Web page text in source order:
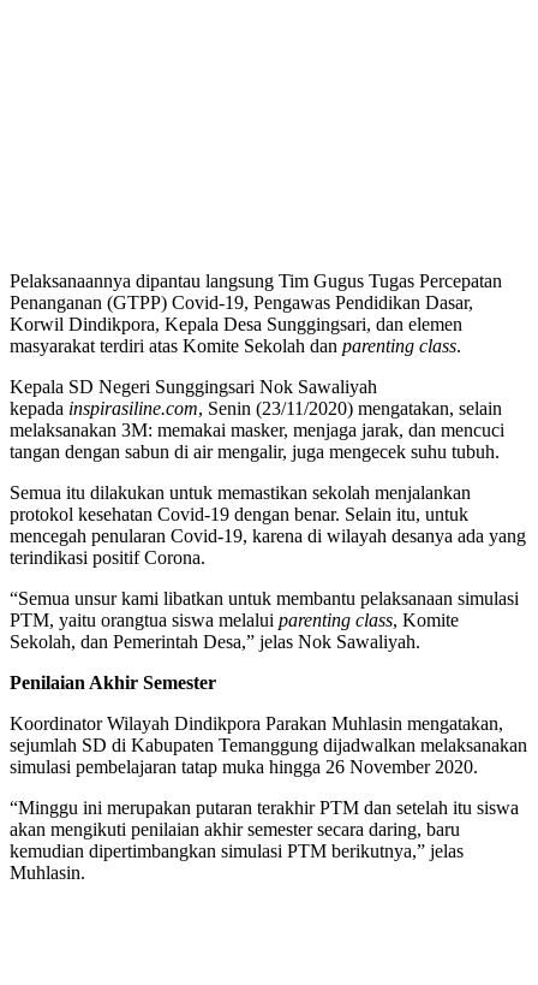
Pelaksanaannya dipantau langsung Tim Gugus Tugas Percepatan
Penanganan (GTPP) Covid-19, Pengawas Pendidikan Dasar,
Korwil Dindikpora, Kepala Desa Sunggingsari, dan elemen
masyarakat terdiri atas Komite Sekolah dan parenting class.
Kepala SD Negeri Sunggingsari Nok Sawaliyah
kepada inspirasiline.com, Senin (23/11/2020) mengatakan, selain
melaksanakan 3M: memakai masker, menjaga jarak, dan mencuci
tangan dengan sabun di air mengalir, juga mengecek suhu tubuh.
Semua itu dilakukan untuk memastikan sekolah menjalankan
protokol kesehatan Covid-19 dengan benar. Selain itu, untuk
mencegah penularan Covid-19, karena di wilayah desanya ada yang
terindikasi positif Corona.
“Semua unsur kami libatkan untuk membantu pelaksanaan simulasi
PTM, yaitu orangtua siswa melalui parenting class, Komite
Sekolah, dan Pemerintah Desa,” jelas Nok Sawaliyah.
Penilaian Akhir Semester
Koordinator Wilayah Dindikpora Parakan Muhlasin mengatakan,
sejumlah SD di Kabupaten Temanggung dijadwalkan melaksanakan
simulasi pembelajaran tatap muka hingga 26 November 2020.
“Minggu ini merupakan putaran terakhir PTM dan setelah itu siswa
akan mengikuti penilaian akhir semester secara daring, baru
kemudian dipertimbangkan simulasi PTM berikutnya,” jelas
Muhlasin.